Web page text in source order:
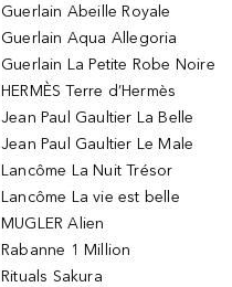
Guerlain Abeille Royale
Guerlain Aqua Allegoria
Guerlain La Petite Robe Noire
HERMÈS Terre d’Hermès
Jean Paul Gaultier La Belle
Jean Paul Gaultier Le Male
Lancôme La Nuit Trésor
Lancôme La vie est belle
MUGLER Alien
Rabanne 1 Million
Rituals Sakura